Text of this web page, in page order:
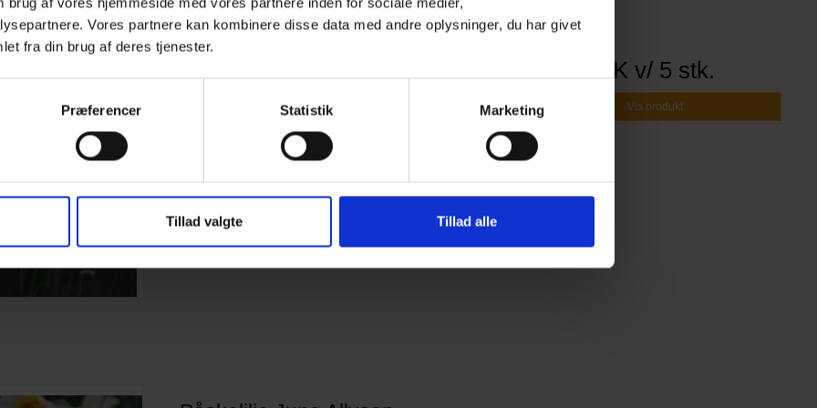
Vores partnere kan kombinere disse data med andre oplysninger, du har givet
fra din brug af deres tjenester.
Præferencer Statistik Marketing
Tillad valgte Tillad alle
Påskelilje Dutch Master
2,80 DKK v/ 5 stk.
Vis produkt